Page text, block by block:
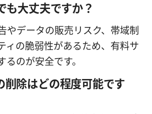
も大丈夫ですか？
やデータの販売リスク、帯域制
ィの脆弱性があるため、有料サ
るのが安全です。
削除はどの程度可能です